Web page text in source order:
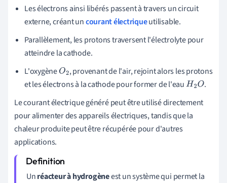
Les électrons ainsi libérés passent à travers un circuit
externe, créant uncourant électriqueutilisable.
Parallèlement, les protons traversent l'électrolyte pour
atteindre la cathode.
L'oxygèneO2, provenant de l'air, rejoint alors les protons
et les électrons à la cathode pour former de l'eauH2O .
Le courant électrique généré peut être utilisé directement
pour alimenter des appareils électriques, tandis que la
chaleur produite peut être récupérée pour d'autres
applications.
Unréacteur à hydrogèneest un système qui permet la